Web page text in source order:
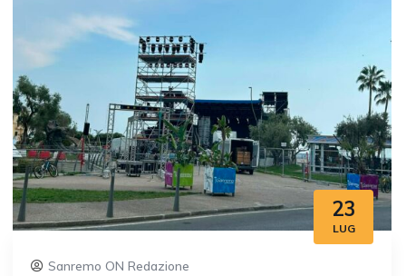
23
LUG
Sanremo ON Redazione